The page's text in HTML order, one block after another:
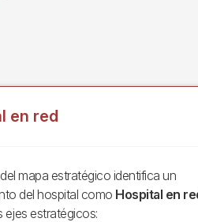
en red
mapa estratégico identifica un
del hospital como Hospital en
ejes estratégicos: